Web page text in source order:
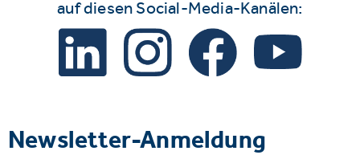
auf diesen Social-Media-Kanälen:
Newsletter-Anmeldung